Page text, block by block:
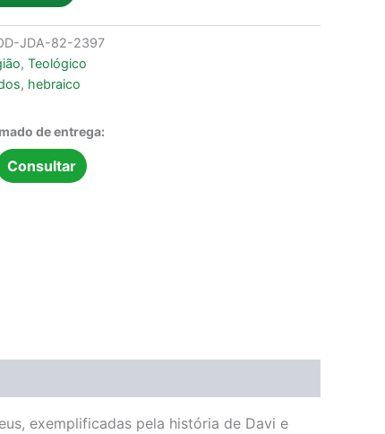
JDA-82-2397
, Teológico
, hebraico
de entrega:
Consultar
exemplificadas pela história de Davi e